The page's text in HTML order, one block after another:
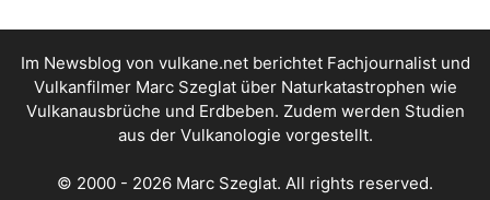
Im Newsblog von vulkane.net berichtet Fachjournalist und
Vulkanfilmer Marc Szeglat über Naturkatastrophen wie
Vulkanausbrüche und Erdbeben. Zudem werden Studien
aus der Vulkanologie vorgestellt.
© 2000 - 2026 Marc Szeglat. All rights reserved.